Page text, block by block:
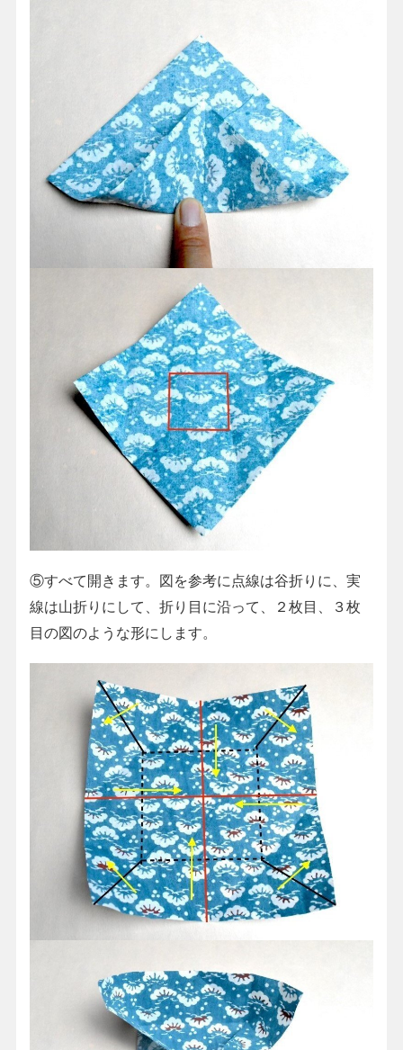
⑤すべて開きます。図を参考に点線は谷折りに、実
線は山折りにして、折り目に沿って、２枚目、３枚
目の図のような形にします。